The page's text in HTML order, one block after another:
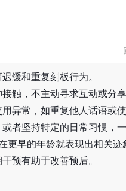
缓和重复刻板行为。
触，不主动寻求互动或分
异常，如重复他人话语或
者坚持特定的日常习惯，
早的年龄就表现出相关迹
预有助于改善预后。